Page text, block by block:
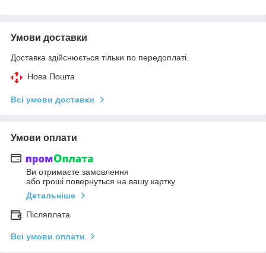
Умови доставки
Доставка здійснюється тільки по передоплаті.
Нова Пошта
Всі умови доставки
Умови оплати
Ви отримаєте замовлення
або гроші повернуться на вашу картку
Детальніше
Післяплата
Всі умови оплати